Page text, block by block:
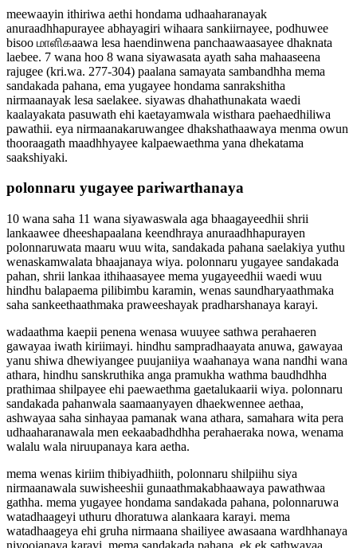
meewaayin ithiriwa aethi hondama udhaaharanayak
anuraadhhapurayee abhayagiri wihaara sankiirnayee, podhuwee
bisoo மாளிகaawa lesa haendinwena panchaawaasayee dhaknata
laebee. 7 wana hoo 8 wana siyawasata ayath saha mahaaseena
rajugee (kri.wa. 277-304) paalana samayata sambandhha mema
sandakada pahana, ema yugayee hondama sanrakshitha
nirmaanayak lesa saelakee. siyawas dhahathunakata waedi
kaalayakata pasuwath ehi kaetayamwala wisthara paehaedhiliwa
pawathii. eya nirmaanakaruwangee dhakshathaawaya menma owun
thooraagath maadhhyayee kalpaewaethma yana dhekatama
saakshiyaki.
polonnaru yugayee pariwarthanaya
10 wana saha 11 wana siyawaswala aga bhaagayeedhii shrii
lankaawee dheeshapaalana keendhraya anuraadhhapurayen
polonnaruwata maaru wuu wita, sandakada pahana saelakiya yuthu
wenaskamwalata bhaajanaya wiya. polonnaru yugayee sandakada
pahan, shrii lankaa ithihaasayee mema yugayeedhii waedi wuu
hindhu balapaema pilibimbu karamin, wenas saundharyaathmaka
saha sankeethaathmaka praweeshayak pradharshanaya karayi.
wadaathma kaepii penena wenasa wuuyee sathwa perahaeren
gawayaa iwath kiriimayi. hindhu sampradhaayata anuwa, gawayaa
yanu shiwa dhewiyangee puujaniiya waahanaya wana nandhi wana
athara, hindhu sanskruthika anga pramukha wathma baudhdhha
prathimaa shilpayee ehi paewaethma gaetalukaarii wiya. polonnaru
sandakada pahanwala saamaanyayen dhaekwennee aethaa,
ashwayaa saha sinhayaa pamanak wana athara, samahara wita pera
udhaaharanawala men eekaabadhdhha perahaeraka nowa, wenama
walalu wala niruupanaya kara aetha.
mema wenas kiriim thibiyadhiith, polonnaru shilpiihu siya
nirmaanawala suwisheeshii gunaathmakabhaawaya pawathwaa
gathha. mema yugayee hondama sandakada pahana, polonnaruwa
watadhaageyi uthuru dhoratuwa alankaara karayi. mema
watadhaageya ehi gruha nirmaana shailiyee awasaana wardhhanaya